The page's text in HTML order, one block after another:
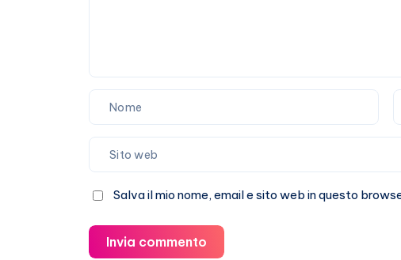
Salva il mio nome, email e sito web in questo
Invia commento